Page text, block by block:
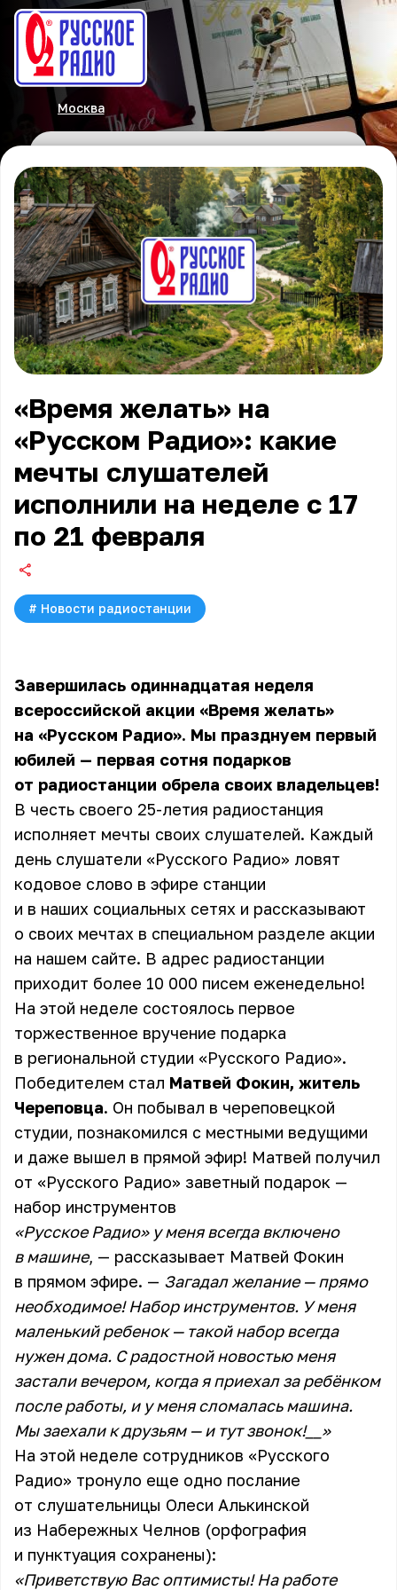
Москва
«Время желать» на
«Русском Радио»: какие
мечты слушателей
исполнили на неделе с 17
по 21 февраля
# Новости радиостанции
Завершилась одиннадцатая неделя
всероссийской акции «Время желать»
на «Русском Радио». Мы празднуем первый
юбилей — первая сотня подарков
от радиостанции обрела своих владельцев!
В честь своего 25-летия радиостанция
исполняет мечты своих слушателей. Каждый
день слушатели «Русского Радио» ловят
кодовое слово в эфире станции
и в наших социальных сетях и рассказывают
о своих мечтах в специальном разделе акции
на нашем сайте. В адрес радиостанции
приходит более 10 000 писем еженедельно!
На этой неделе состоялось первое
торжественное вручение подарка
в региональной студии «Русского Радио».
Победителем стал Матвей Фокин, житель
Череповца. Он побывал в череповецкой
студии, познакомился с местными ведущими
и даже вышел в прямой эфир! Матвей получил
от «Русского Радио» заветный подарок —
набор инструментов
«Русское Радио» у меня всегда включено
в машине, — рассказывает Матвей Фокин
в прямом эфире. — Загадал желание — прямо
необходимое! Набор инструментов. У меня
маленький ребенок — такой набор всегда
нужен дома. С радостной новостью меня
застали вечером, когда я приехал за ребёнком
после работы, и у меня сломалась машина.
Мы заехали к друзьям — и тут звонок!__»
На этой неделе сотрудников «Русского
Радио» тронуло еще одно послание
от слушательницы Олеси Алькинской
из Набережных Челнов (орфография
и пунктуация сохранены):
«Приветствую Вас оптимисты! На работе